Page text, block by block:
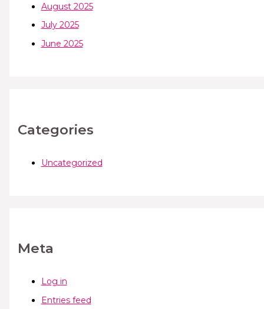
August 2025
July 2025
June 2025
Categories
Uncategorized
Meta
Log in
Entries feed